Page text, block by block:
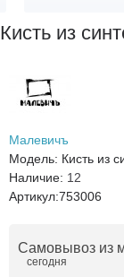
Кисть из
Малевичъ
Модель: Кисть из
Наличие: 12
Артикул:753006
Самовывоз из
сегодня